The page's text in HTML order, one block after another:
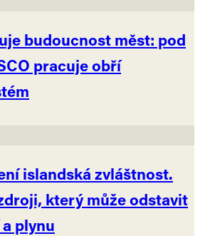
budoucnost měst: pod
pracuje obří
islandská zvláštnost.
který může odstavit
plynu